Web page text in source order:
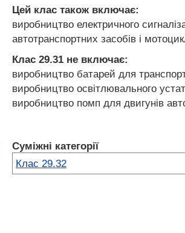
Цей клас також включає:
виробництво електричного
автотранспортних засобів і
Клас 29.31 не включає:
виробництво батарей для
виробництво освітлювального
виробництво помп для двигунів
Суміжні категорії
Клас 29.32